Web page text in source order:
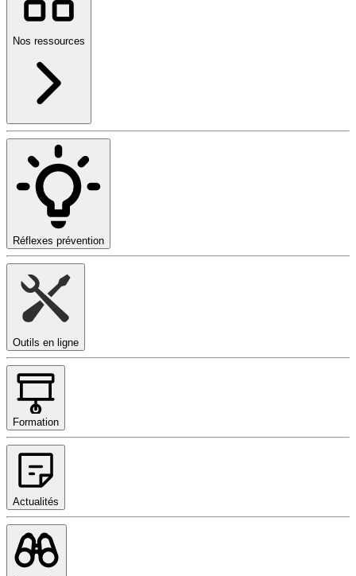
Nos ressources
Réflexes prévention
Outils en ligne
Formation
Actualités